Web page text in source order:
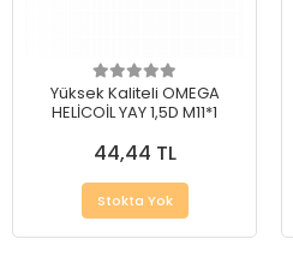
Yüksek Kaliteli OMEGA
HELİCOİL YAY 1,5D M11*1
44,44 TL
Stokta Yok